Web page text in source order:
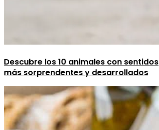
Descubre los 10 animales con sentidos
más sorprendentes y desarrollados